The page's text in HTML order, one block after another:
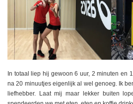
In totaal liep hij gewoon 6 uur, 2 minuten en
na 20 minuutjes eigenlijk al wel genoeg. Ik
liefhebber. Laat mij maar lekker buiten